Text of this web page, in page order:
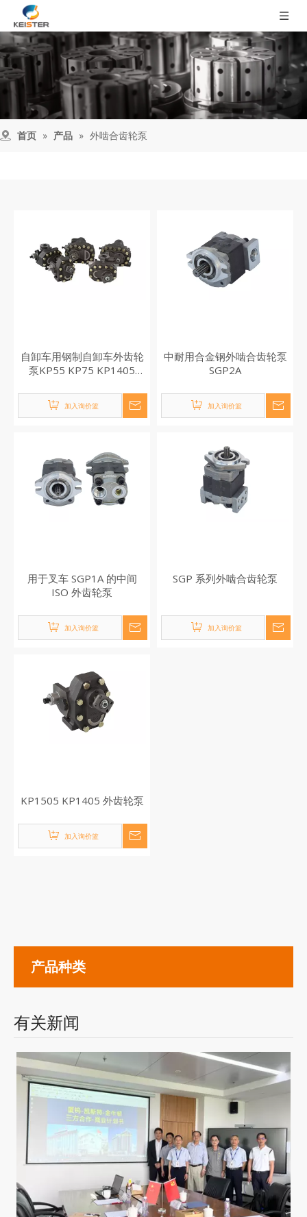
首页 » 产品 » 外啮合齿轮泵
自卸车用钢制自卸车外齿轮
泵KP55 KP75 KP1405
加入询价篮
中耐用合金钢外啮合齿轮泵
SGP2A
加入询价篮
用于叉车 SGP1A 的中间
ISO 外齿轮泵
加入询价篮
SGP 系列外啮合齿轮泵
加入询价篮
KP1505 KP1405 外齿轮泵
加入询价篮
产品种类
有关新闻